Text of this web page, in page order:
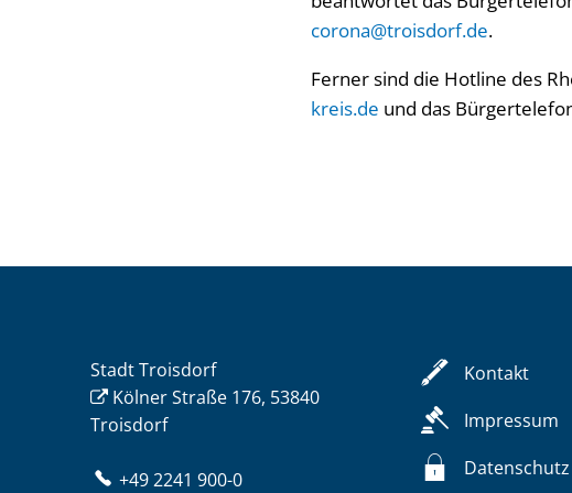
corona@troisdorf.de.
Ferner sind die Hotline des
kreis.de und das
Stadt Troisdorf
Kölner Straße 176, 53840
Troisdorf
+49 2241 900-0
Kontakt
Impressum
Datenschutz